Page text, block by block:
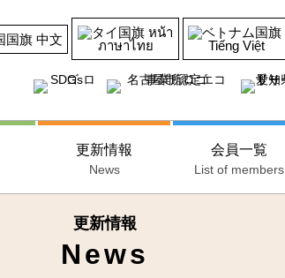
中文
หน้า
ภาษาไทย
Tiếng Việt
更新情報
News
会員一覧
List of members
更新情報
News